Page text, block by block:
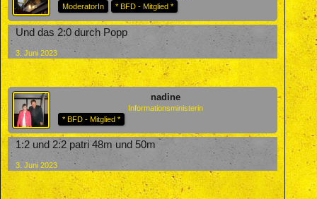
ModeratorIn
* BFD - Mitglied *
Und das 2:0 durch Popp
3. Juni 2023
nadine
Informationsministerin
* BFD - Mitglied *
1:2 und 2:2 patri 48m und 50m
3. Juni 2023